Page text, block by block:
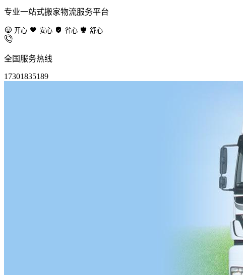
专业一站式搬家物流服务平台
开心 安心 省心 舒心
全国服务热线
17301835189